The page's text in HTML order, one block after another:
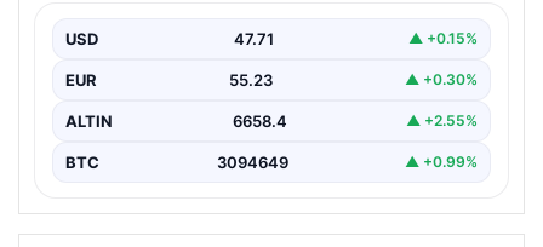
ve tüm illerin kurbanlık fiyatları
USD 47.71 ▲ +0.15%
EUR 55.23 ▲ +0.30%
ALTIN 6658.4 ▲ +2.55%
BTC 3094649 ▲ +0.99%